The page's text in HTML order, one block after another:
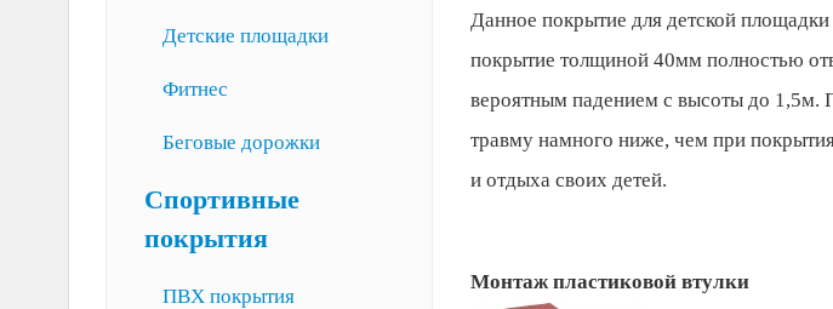
Детские площадки
Фитнес
Беговые дорожки
Спортивные
покрытия
ПВХ покрытия
Данное покрытие для детской
покрытие толщиной 40мм полностью
вероятным падением с высоты до 1,5м.
травму намного ниже, чем при
и отдыха своих детей.
Монтаж пластиковой втулки